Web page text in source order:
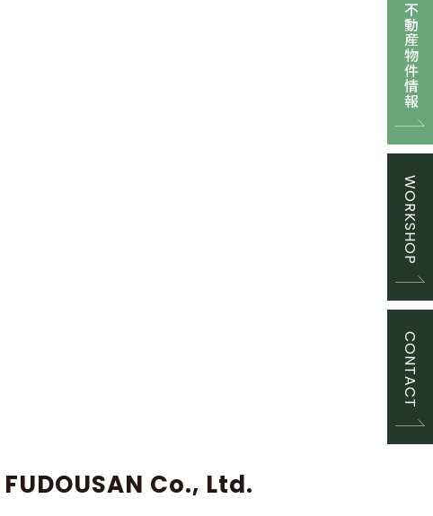
不動産物件情報
WORKSHOP
CONTACT
FUDOUSAN Co., Ltd.